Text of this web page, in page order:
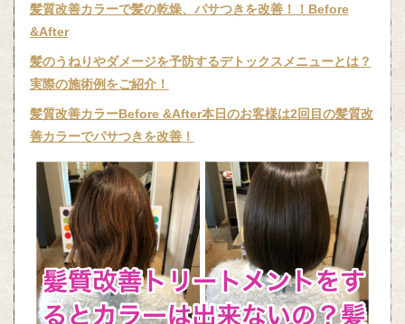
髪質改善カラーで髪の乾燥、パサつきを改善！！Before
&After
髪のうねりやダメージを予防するデトックスメニューとは？
実際の施術例をご紹介！
髪質改善カラーBefore &After本日のお客様は2回目の髪質改
善カラーでパサつきを改善！